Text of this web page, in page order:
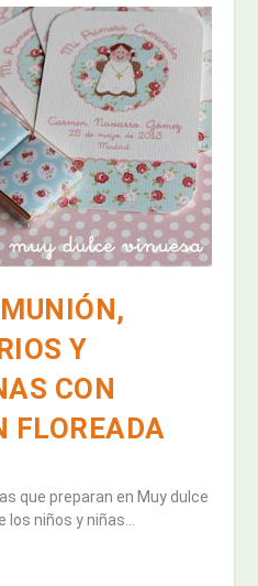
Y
CON
FLOREADA
que preparan en Muy dulce
niños y niñas...